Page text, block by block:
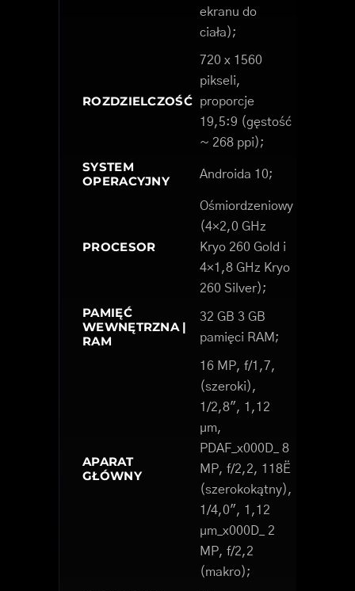
ekranu do
ciała);
ROZDZIELCZOŚĆ
720 x 1560
pikseli,
proporcje
19,5:9 (gęstość
~ 268 ppi);
SYSTEM
OPERACYJNY
Androida 10;
PROCESOR
Ośmiordzeniowy
(4×2,0 GHz
Kryo 260 Gold i
4×1,8 GHz Kryo
260 Silver);
PAMIĘĆ
WEWNĘTRZNA |
RAM
32 GB 3 GB
pamięci RAM;
APARAT
GŁÓWNY
16 MP, f/1,7,
(szeroki),
1/2,8", 1,12
µm,
PDAF_x000D_ 8
MP, f/2,2, 118Ë
(szerokokątny),
1/4,0", 1,12
µm_x000D_ 2
MP, f/2,2
(makro);